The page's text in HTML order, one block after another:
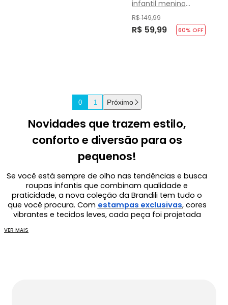
0 1 Próximo
infantil menino
Mundi
R$ 149,99
R$ 59,99 60% OFF
Novidades que trazem estilo,
conforto e diversão para os
pequenos!
Se você está sempre de olho nas tendências e busca
roupas infantis que combinam qualidade e
praticidade, a nova coleção da Brandili tem tudo o
que você procura. Com estampas exclusivas, cores
vibrantes e tecidos leves, cada peça foi projetada
garantindo liberdade e conforto em todas as
VER MAIS